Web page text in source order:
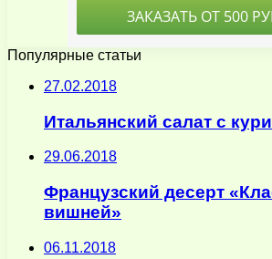
Популярные статьи
27.02.2018
Итальянский салат с
29.06.2018
Французский десерт
вишней»
06.11.2018